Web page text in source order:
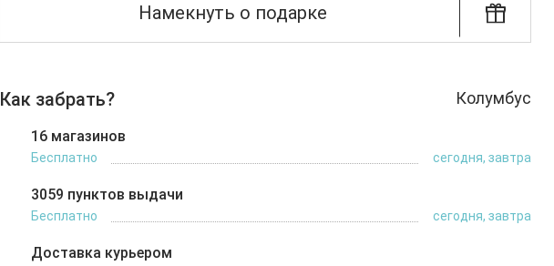
Намекнуть о подарке
Как забрать? Колумбус
16 магазинов
Бесплатно сегодня, завтра
3059 пунктов выдачи
Бесплатно сегодня, завтра
Доставка курьером